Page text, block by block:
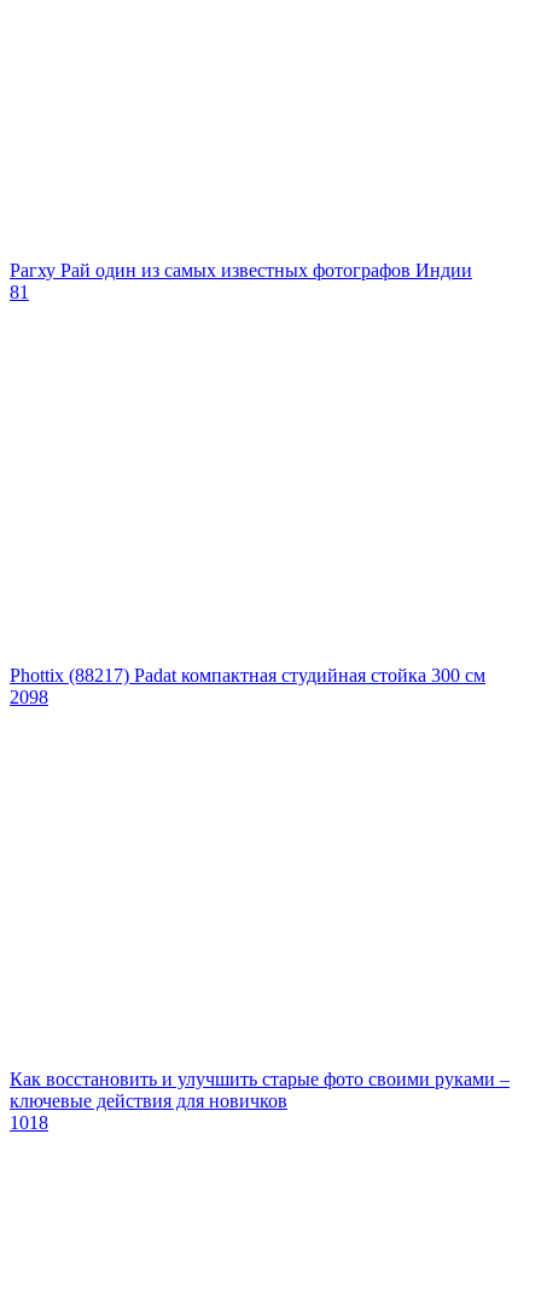
Рагху Рай один из самых известных фотографов Индии
81
Phottix (88217) Padat компактная студийная стойка 300 см
2098
Как восстановить и улучшить старые фото своими руками –
ключевые действия для новичков
1018